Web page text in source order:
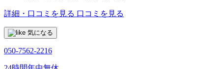
詳細・口コミを見る 口コミを見る
気になる
050-7562-2216